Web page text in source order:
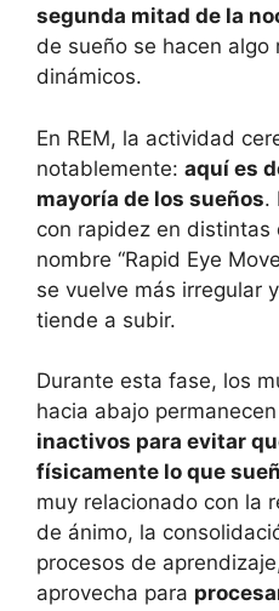
segunda mitad de la
de sueño se hacen algo
dinámicos.
En REM, la actividad
notablemente: aquí es
mayoría de los sueños.
con rapidez en distintas
nombre “Rapid Eye
se vuelve más irregular
tiende a subir.
Durante esta fase, los
hacia abajo
inactivos para evitar
físicamente lo que
muy relacionado con la
de ánimo, la
procesos de
aprovecha para